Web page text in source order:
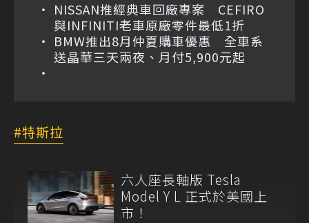
NISSAN推經典車回廠專案 CEFIRO
與INFINITI老車原廠零件最低1折
BMW推出8月仲夏購車優惠 全車系
送晶華三天兩夜、月付5,900元起
特斯拉
六人座長軸版 Tesla
Model Y L 正式於美國上
市！